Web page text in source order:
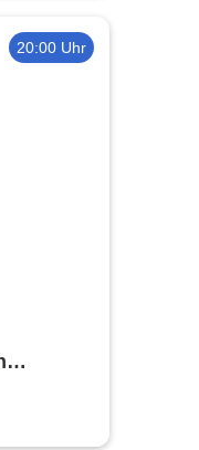
20:00 Uhr